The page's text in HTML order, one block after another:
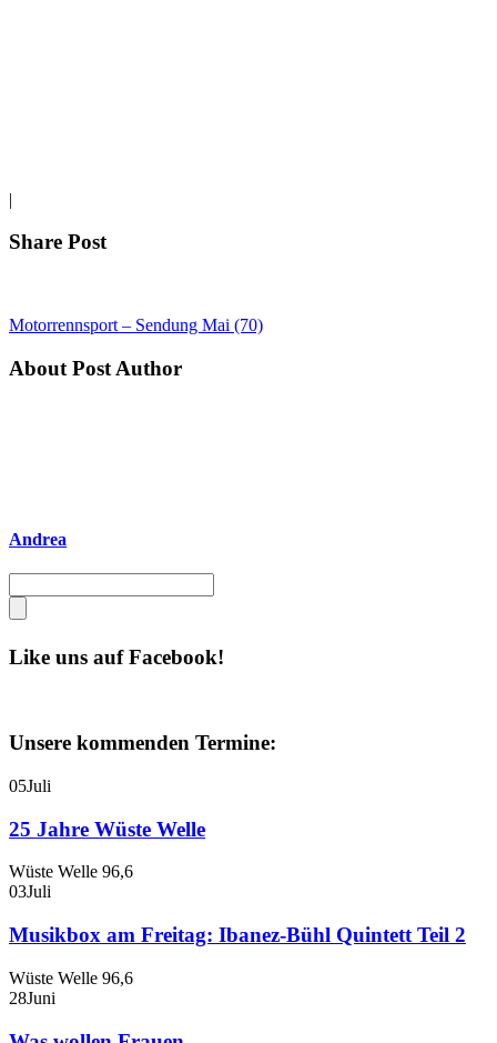
|
Share Post
Motorrennsport – Sendung Mai (70)
About Post Author
Andrea
Like uns auf Facebook!
Unsere kommenden Termine:
05Juli
25 Jahre Wüste Welle
Wüste Welle 96,6
03Juli
Musikbox am Freitag: Ibanez-Bühl Quintett Teil 2
Wüste Welle 96,6
28Juni